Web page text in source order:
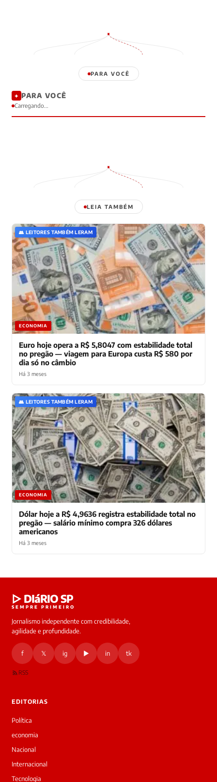
PARA VOCÊ
✦ PARA VOCÊ
Carregando...
LEIA TAMBÉM
👥 LEITORES TAMBÉM LERAM
ECONOMIA
Euro hoje opera a R$ 5,8047 com estabilidade total
no pregão — viagem para Europa custa R$ 580 por
dia só no câmbio
Há 3 meses
👥 LEITORES TAMBÉM LERAM
ECONOMIA
Dólar hoje a R$ 4,9636 registra estabilidade total no
pregão — salário mínimo compra 326 dólares
americanos
Há 3 meses
online
Oi!
Boa
noite!
a
Laura,
▷ DIáRIO SP
SEMPRE PRIMEIRO
Jornalismo independente com credibilidade,
agilidade e profundidade.
f 𝕏 ig ▶ in tk
RSS
EDITORIAS
Política
economia
Nacional
Internacional
Tecnologia